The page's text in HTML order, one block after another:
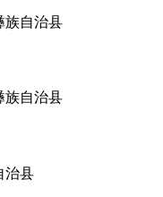
族自治县
族自治县
治县